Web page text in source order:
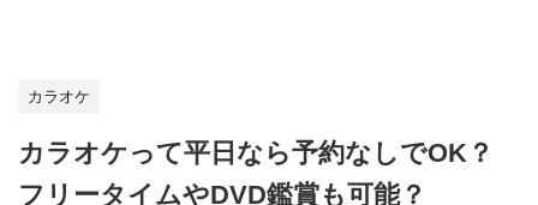
カラオケ
カラオケって平日なら予約なしでOK？
フリータイムやDVD鑑賞も可能？